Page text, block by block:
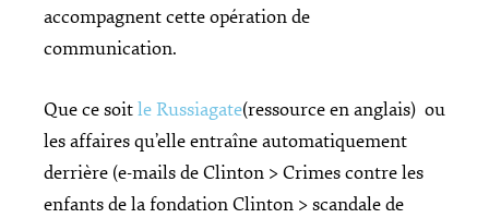
accompagnent cette opération de
communication.
Que ce soitle Russiagate(ressource en anglais) ou
les affaires qu’elle entraîne automatiquement
derrière (e-mails de Clinton > Crimes contre les
enfants de la fondation Clinton > scandale de